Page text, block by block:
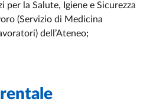
per la Salute, Igiene e Sicurezza
(Servizio di Medicina
dell’Ateneo;